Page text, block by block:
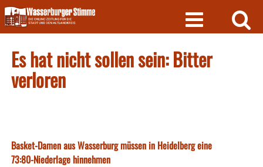
Skip
to
content
Es hat nicht sollen sein: Bitter
verloren
Basket-Damen aus Wasserburg müssen in Heidelberg eine
73:80-Niederlage hinnehmen